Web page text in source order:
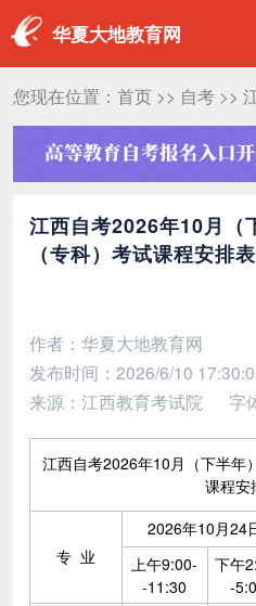
华夏大地教育网
您现在位置： 首页>> 自考>>
江西自考2026年10月（
（专科）考试课程安排表
作者：华夏大地教育网
发布时间：2026/6/10
来源：江西教育考试院
字
江西自考2026年10月（下半年
课程安
专 业
2026年10月24
上午9:00-
-11:30
下午
-